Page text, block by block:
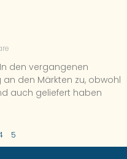
den vergangenen
den Märkten zu, obwohl
auch geliefert haben
5